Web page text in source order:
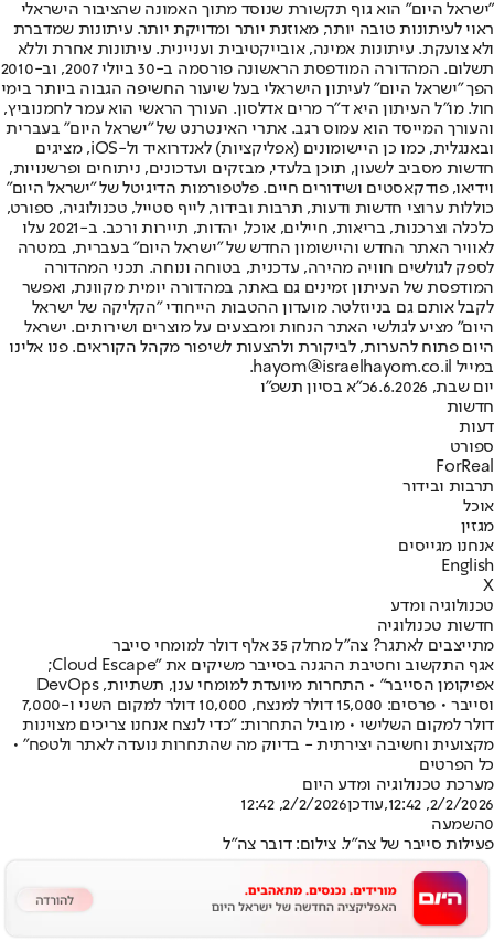
"ישראל היום" הוא גוף תקשורת שנוסד מתוך האמונה שהציבור הישראלי
ראוי לעיתונות טובה יותר, מאוזנת יותר ומדויקת יותר. עיתונות שמדברת
ולא צועקת. עיתונות אמינה, אובייקטיבית ועניינית. עיתונות אחרת וללא
תשלום. המהדורה המודפסת הראשונה פורסמה ב-30 ביולי 2007, וב-2010
הפך "ישראל היום" לעיתון הישראלי בעל שיעור החשיפה הגבוה ביותר בימי
חול. מו"ל העיתון היא ד"ר מרים אדלסון. העורך הראשי הוא עמר לחמנוביץ,
והעורך המייסד הוא עמוס רגב. אתרי האינטרנט של "ישראל היום" בעברית
ובאנגלית, כמו כן היישומונים (אפליקציות) לאנדרואיד ול-iOS, מציגים
חדשות מסביב לשעון, תוכן בלעדי, מבזקים ועדכונים, ניתוחים ופרשנויות,
וידיאו, פודקאסטים ושידורים חיים. פלטפורמות הדיגיטל של "ישראל היום"
כוללות ערוצי חדשות ודעות, תרבות ובידור, לייף סטייל, טכנולוגיה, ספורט,
כלכלה וצרכנות, בריאות, חיילים, אוכל, יהדות, תיירות ורכב. ב-2021 עלו
לאוויר האתר החדש והיישומון החדש של "ישראל היום" בעברית, במטרה
לספק לגולשים חוויה מהירה, עדכנית, בטוחה ונוחה. תכני המהדורה
המודפסת של העיתון זמינים גם באתר, במהדורה יומית מקוונת, ואפשר
לקבל אותם גם בניוזלטר. מועדון ההטבות הייחודי "הקליקה של ישראל
היום" מציע לגולשי האתר הנחות ומבצעים על מוצרים ושירותים. ישראל
היום פתוח להערות, לביקורת ולהצעות לשיפור מקהל הקוראים. פנו אלינו
במייל hayom@israelhayom.co.il.
יום שבת, 6.6.2026
כ"א בסיון תשפ"ו
חדשות
דעות
ספורט
ForReal
תרבות ובידור
אוכל
מגזין
אנחנו מגייסים
English
X
טכנולוגיה ומדע
חדשות טכנולוגיה
מתייצבים לאתגר? צה"ל מחלק 35 אלף דולר למומחי סייבר
אגף התקשוב וחטיבת ההגנה בסייבר משיקים את "Cloud Escape;
אפיקומן הסייבר" • התחרות מיועדת למומחי ענן, תשתיות, DevOps
וסייבר • פרסים: 15,000 דולר למנצח, 10,000 דולר למקום השני ו-7,000
דולר למקום השלישי • מוביל התחרות: "כדי לנצח אנחנו צריכים מצוינות
מקצועית וחשיבה יצירתית - בדיוק מה שהתחרות נועדה לאתר ולטפח" •
כל הפרטים
מערכת טכנולוגיה ומדע היום
2/2/2026, 12:42
,עודכן2/2/2026, 12:42
0השמעה
פעילות סייבר של צה"ל. צילום: דובר צה"ל